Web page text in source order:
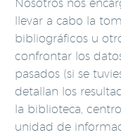
Nosotros nos
llevar a cabo la
bibliográficos u
confrontar los
pasados (si se
detallan los
la biblioteca,
unidad de